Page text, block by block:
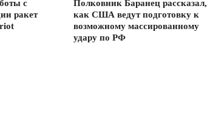
с
ракет
Полковник Баранец рассказал,
как США ведут подготовку к
возможному массированному
удару по РФ